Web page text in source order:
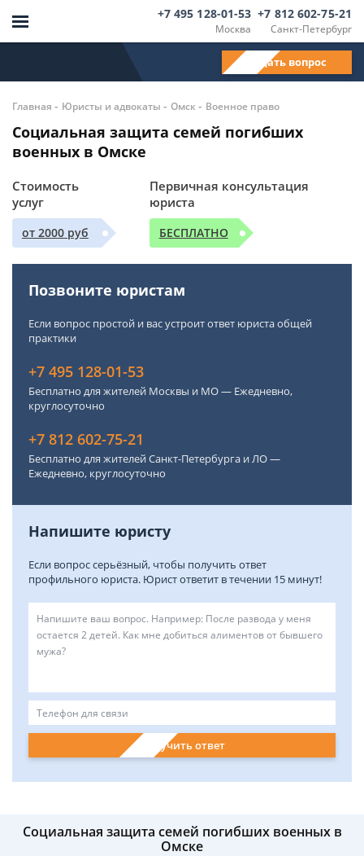
Москва
+7 495 128-01-53
Санкт-Петербург
+7 812 602-75-21
Задать вопрос
Главная - Юристы и адвокаты - Омск- Военное право
Социальная защита семей погибших
военных в Омске
Стоимость
услуг
от 2000 руб
Первичная консультация
юриста
БЕСПЛАТНО
Позвоните юристам
Если вопрос простой и вас устроит ответ юриста общей
практики
+7 495 128-01-53
Бесплатно для жителей Москвы и МО — Ежедневно,
круглосуточно
+7 812 602-75-21
Бесплатно для жителей Санкт-Петербурга и ЛО —
Ежедневно, круглосуточно
Напишите юристу
Если вопрос серьёзный, чтобы получить ответ
профильного юриста. Юрист ответит в течении 15 минут!
Получить ответ
Социальная защита семей погибших военных в
Омске